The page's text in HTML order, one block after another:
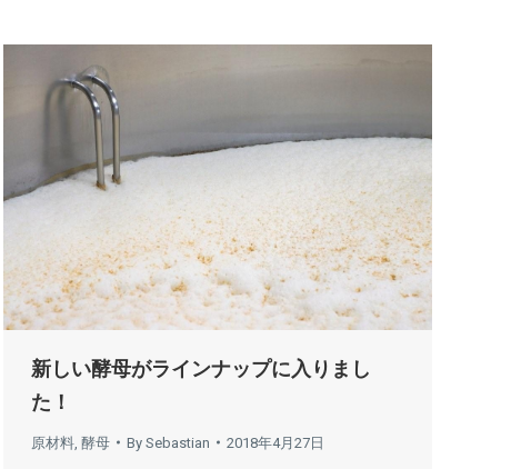
新しい酵母がラインナップに入りまし
た！
原材料 酵母 By Sebastian 2018年4月27日